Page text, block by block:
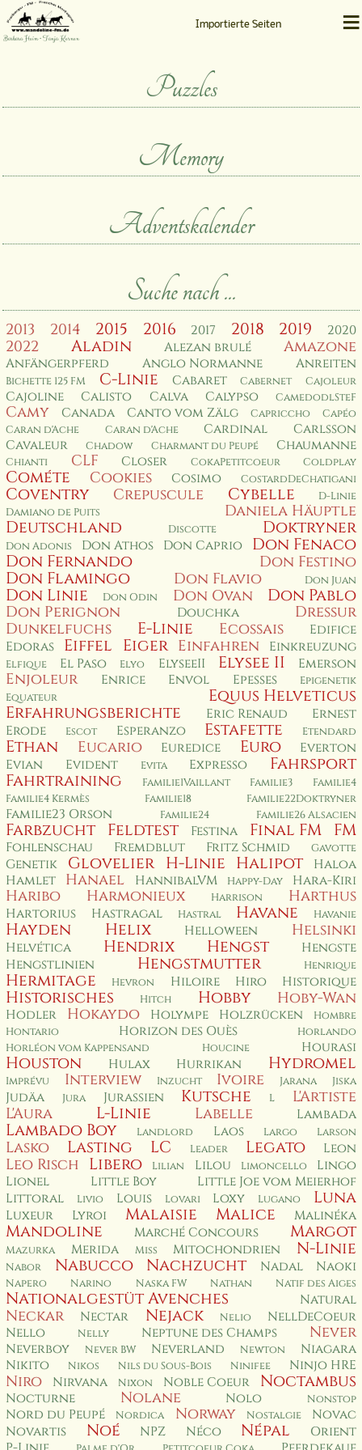
Barbara Heim • Tanja Kernen
Importierte Seiten ≡
Puzzles
Memory
Adventskalender
Suche nach ...
2013 2014 2015 2016 2017 2018 2019 2020
2022 Aladin Alezan brulé Amazone
Anfängerpferd Anglo Normanne Anreiten
Bichette 125 FM C-Linie Cabaret Cabernet Cajoleur
Cajoline Calisto Calva Calypso CamedodlSteF
Camy Canada Canto vom Zälg Capriccho
Capéo
Caran d'Ache
Caran d'Ache Cardinal
Carlsson
Cavaleur
Chadow Charmant du Peupé Chaumanne
Chianti CLF Closer CokaPetitcoeur Coldplay
Cométe Cookies Cosimo CostardDeChatigani
Coventry Crepuscule Cybelle
D-Linie
Damiano de Puits
Daniela Häuptle
Deutschland Discotte Doktryner
Don Adonis Don Athos Don Caprio
Don Fenaco
Don Fernando
Don Festino
Don Flamingo Don Flavio Don Juan
Don Linie Don Odin Don Ovan Don Pablo
Don Perignon Douchka
Dressur
Dunkelfuchs
E-Linie Ecossais
Edifice
Edoras
Eiffel Eiger Einfahren Einkreuzung
Elfique El Paso Elyo ElyseeII Elysee II Emerson
Enjoleur Enrice Envol Epesses
Epigenetik
Equateur
Equus Helveticus
Erfahrungsberichte
Eric Renaud
Ernest
Erode
Escot Esperanzo Estafette Etendard
Ethan Eucario Euredice Euro
Everton
Evian
Evident Evita Expresso
Fahrsport
Fahrtraining
Familie1Vaillant Familie3
Familie4
Familie4 Kermès
Familie18 Familie22Doktryner
Familie23 Orson Familie24 Familie26 Alsacien
Farbzucht Feldtest Festina Final FM FM
Fohlenschau Fremdblut Fritz Schmid Gavotte
Genetik Glovelier H-Linie Halipot
Haloa
Hamlet
Hanael HannibalVM Happy-Day Hara-Kiri
Haribo Harmonieux Harrison Harthus
Hartorius Hastragal Hastral Havane Havanie
Hayden Helix Helloween Helsinki
Helvética Hendrix Hengst
Hengste
Hengstlinien
Hengstmutter Henrique
Hermitage Hevron Hiloire Hiro Historique
Historisches Hitch Hobby Hoby-Wan
Hodler Hokaydo Holympe Holzrücken
Hombre
Hontario
Horizon des Ouès
Horlando
Horléon vom Kappensand
Houcine Hourasi
Houston Hulax Hurrikan Hydromel
Imprévu Interview Inzucht Ivoire Jarana Jiska
Judäa Jura Jurassien Kutsche L
L'Artiste
L'Aura
L-Linie Labelle Lambada
Lambado Boy Landlord Laos Largo Larson
Lasko Lasting LC Leader Legato Leon
Leo Risch Libero Lilian Lilou Limoncello
Lingo
Lionel
Little Boy
Little Joe vom Meierhof
Littoral
Livio Louis Lovari Loxy Lugano Luna
Luxeur Lyroi Malaisie Malice Malinéka
Mandoline Marché Concours Margot
Mazurka Merida Miss Mitochondrien N-Linie
Nabor Nabucco Nachzucht Nadal Naoki
Napero Narino Naska FW Nathan Natif des Aiges
Nationalgestüt Avenches Natural
Neckar Nectar Nejack Nelio
NellDeCoeur
Nello
Nelly Neptune des Champs Never
Neverboy Never BW Neverland Newton
Niagara
Nikito
Nikos Nils du Sous-Bois Ninifee Ninjo HRE
Niro Nirvana Nixon Noble Coeur Noctambus
Nocturne Nolane Nolo Nonstop
Nord du Peupé Nordica Norway Nostalgie
Novac
Novartis
Noé NPZ Néco Népal
Orient